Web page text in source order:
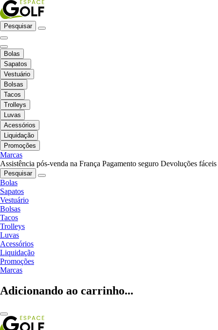
Pesquisar
Bolas
Sapatos
Vestuário
Bolsas
Tacos
Trolleys
Luvas
Acessórios
Liquidação
Promoções
Marcas
Assistência pós-venda na França Pagamento seguro Devoluções fáceis
Pesquisar
Bolas
Sapatos
Vestuário
Bolsas
Tacos
Trolleys
Luvas
Acessórios
Liquidação
Promoções
Marcas
Adicionando ao carrinho...